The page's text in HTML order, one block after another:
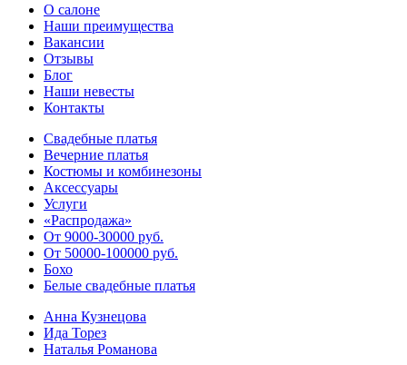
О салоне
Наши преимущества
Вакансии
Отзывы
Блог
Наши невесты
Контакты
Свадебные платья
Вечерние платья
Костюмы и комбинезоны
Аксессуары
Услуги
«Распродажа»
От 9000-30000 руб.
От 50000-100000 руб.
Бохо
Белые свадебные платья
Анна Кузнецова
Ида Торез
Наталья Романова